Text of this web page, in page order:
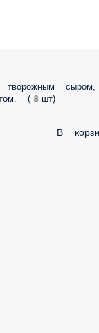
сыром,
(8шт)
В